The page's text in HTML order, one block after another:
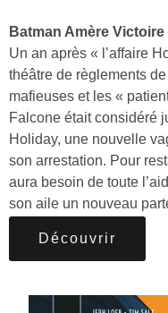
Batman Amère Victoire
Un an après « l’affaire
théâtre de règlements
mafieuses et les «
Falcone était considéré
Holiday, une nouvelle
son arrestation. Pour
aura besoin de toute
son aile un nouveau
Découvrir